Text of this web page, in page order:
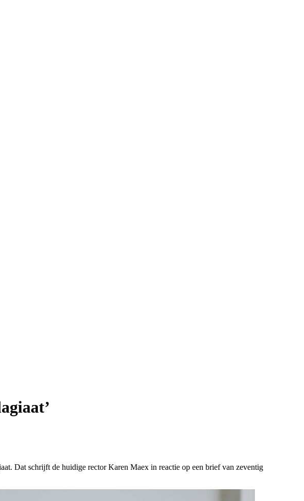
Dat schrijft de huidige rector Karen Maex in reactie op een brief van zeventig